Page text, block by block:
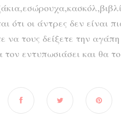
ότι οι άντρες δεν είναι
να τους δείξετε την
τον εντυπωσιάσει και θα